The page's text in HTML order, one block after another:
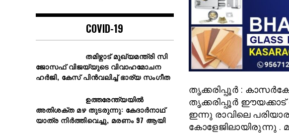
തൃക്കരിപ്പൂർ :
തൃക്കരിപ്പൂർ ഈയക്കാട്
ഇന്നു രാവിലെ
കോളേജിലായിരുന്നു .
COVID-19
തമിഴ്നാട് മുഖ്യമന്ത്രി സി
ജോസഫ് വിജയ്‌യുടെ വിവാഹമോചന
ഹർജി, കേസ് പിൻവലിച്ച് ഭാര്യ സംഗീത
ഉത്തരേന്ത്യയിൽ
അതിശക്ത മഴ തുടരുന്നു: കേദാർനാഥ്
യാത്ര നിർത്തിവെച്ചു, മരണം 97 ആയി